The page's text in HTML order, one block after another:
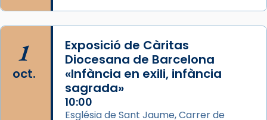
1
oct.
Exposició de Càritas
Diocesana de Barcelona
«Infància en exili, infància
sagrada»
10:00
Església de Sant Jaume, Carrer de